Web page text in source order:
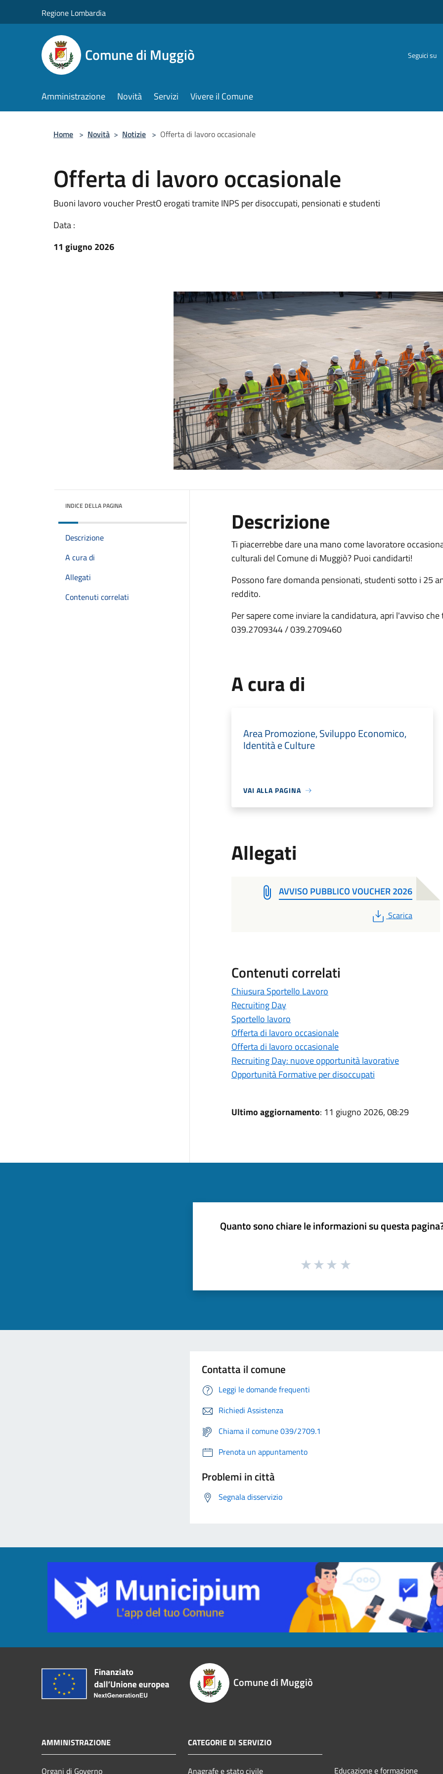
Regione Lombardia
Comune di Muggiò Seguici su
Amministrazione Novità Servizi Vivere il Comune
Home > Novità > Notizie > Offerta di lavoro occasionale
Offerta di lavoro occasionale
Buoni lavoro voucher PrestO erogati tramite INPS per disoccupati, pensionati e studenti
Data :
11 giugno 2026
INDICE DELLA PAGINA
Descrizione
A cura di
Allegati
Contenuti correlati
Descrizione
Ti piacerrebbe dare una mano come lavoratore
culturali del Comune di Muggiò? Puoi candidarti!
Possono fare domanda pensionati, studenti sotto i 25
reddito.
Per sapere come inviare la candidatura, apri l'avviso
039.2709344 / 039.2709460
A cura di
Area Promozione, Sviluppo Economico,
Identità e Culture
VAI ALLA PAGINA
Allegati
AVVISO PUBBLICO VOUCHER 2026
PDF
Scarica
Contenuti correlati
Chiusura Sportello Lavoro
Recruiting Day
Sportello lavoro
Offerta di lavoro occasionale
Offerta di lavoro occasionale
Recruiting Day: nuove opportunità lavorative
Opportunità Formative per disoccupati
Ultimo aggiornamento: 11 giugno 2026, 08:29
Quanto sono chiare le informazioni su questa
Contatta il comune
Leggi le domande frequenti
Richiedi Assistenza
Chiama il comune 039/2709.1
Prenota un appuntamento
Problemi in città
Segnala disservizio
Comune di Muggiò
AMMINISTRAZIONE
Organi di Governo
CATEGORIE DI SERVIZIO
Anagrafe e stato civile Educazione e formazione